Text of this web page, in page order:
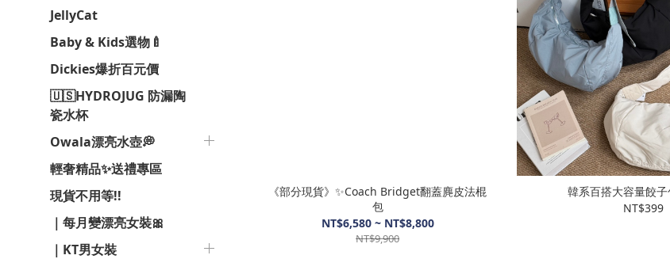
JellyCat
Baby & Kids選物🍼
Dickies爆折百元價
🇺🇸HYDROJUG 防漏陶
瓷水杯
Owala漂亮水壺💭
輕奢精品✨送禮專區
現貨不用等!!
｜每月變漂亮女裝🎀
｜KT男女裝
《部分現貨》✨Coach Bridget翻蓋麂皮法棍
包
NT$6,580 ~ NT$8,800
NT$9,900
NT$399